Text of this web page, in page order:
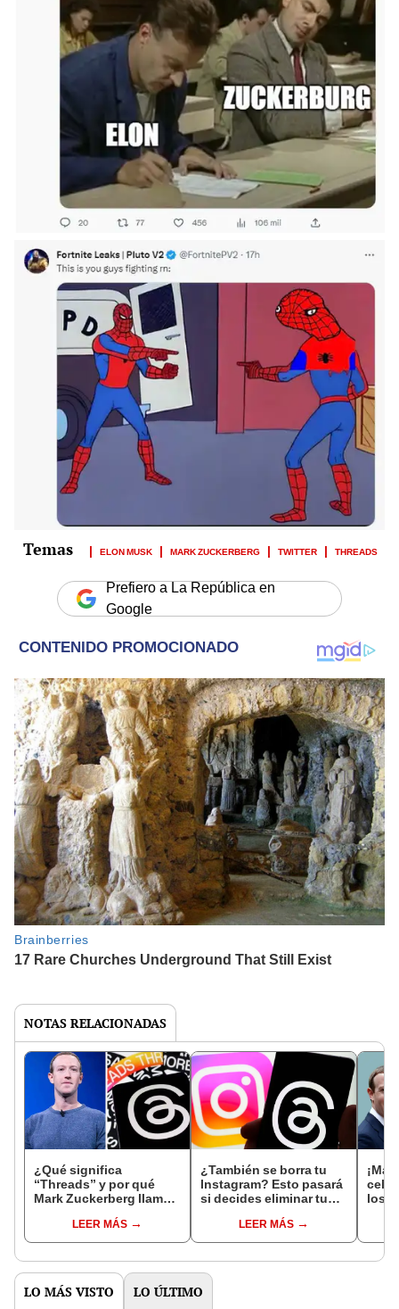
ELON MUSK MARK ZUCKERBERG TWITTER THREADS
Prefiero a La República en
Google
NOTAS RELACIONADAS
¿Qué significa
“Threads” y por qué
Mark Zuckerberg llamó
aplicación?
LEER MÁS
¿También se borra tu
Instagram? Esto pasará
si decides eliminar tu
LEER MÁS
los
LO MÁS VISTO LO ÚLTIMO